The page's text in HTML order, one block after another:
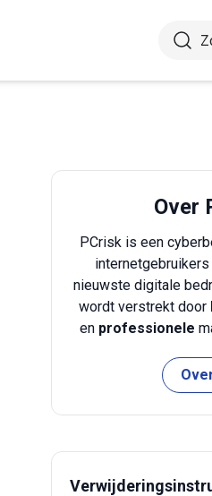
Over
PCrisk is een
nieuwste digitale
wordt verstrekt door
en professionele